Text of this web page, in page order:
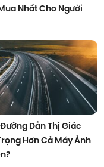
Nhất Cho Người
Dẫn Thị Giác
Hơn Cả Máy Ảnh